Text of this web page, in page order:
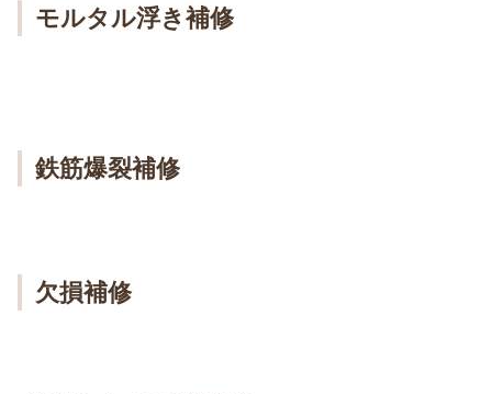
モルタル浮き補修
鉄筋爆裂補修
欠損補修